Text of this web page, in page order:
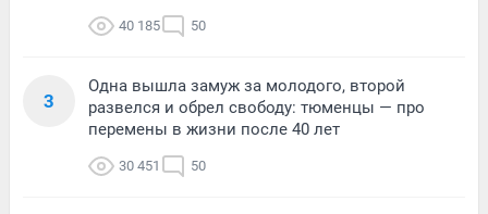
40 185 50
3
Одна вышла замуж за молодого, второй
развелся и обрел свободу: тюменцы — про
перемены в жизни после 40 лет
30 451 50